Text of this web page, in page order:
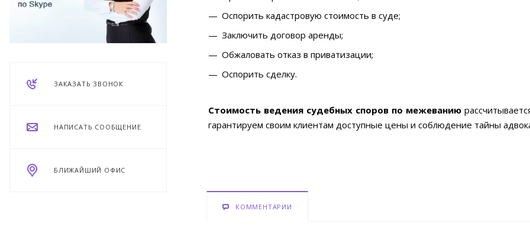
ЗАКАЗАТЬ ЗВОНОК
НАПИСАТЬ СООБЩЕНИЕ
БЛИЖАЙШИЙ ОФИС
Оспорить кадастровую стоимость в суде;
Заключить договор аренды;
Обжаловать отказ в приватизации;
Оспорить сделку.
Стоимость ведения судебных споров по межеванию
гарантируем своим клиентам доступные цены и соблюдение тайны
КОММЕНТАРИИ